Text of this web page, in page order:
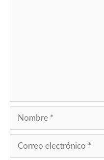
Nombre
Correo